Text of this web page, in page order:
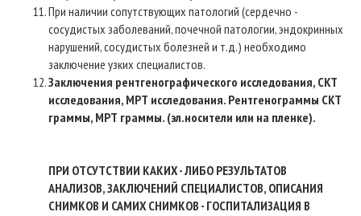
При наличии сопутствующих патологий (сердечно -
сосудистых заболеваний, почечной патологии, эндокринных
нарушений, сосудистых болезней и т.д.) необходимо
заключение узких специалистов.
Заключения рентгенографического исследования, СКТ
исследования, МРТ исследования. Рентгенограммы СКТ
граммы, МРТ граммы. (эл.носители или на пленке).
ПРИ ОТСУТСТВИИ КАКИХ - ЛИБО РЕЗУЛЬТАТОВ
АНАЛИЗОВ, ЗАКЛЮЧЕНИЙ СПЕЦИАЛИСТОВ, ОПИСАНИЯ
СНИМКОВ И САМИХ СНИМКОВ - ГОСПИТАЛИЗАЦИЯ В